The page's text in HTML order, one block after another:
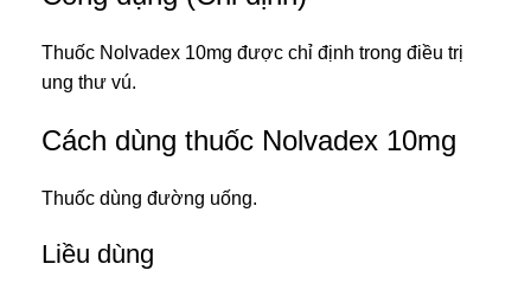
Thuốc Nolvadex 10mg được chỉ định trong điều trị
ung thư vú.
Cách dùng thuốc Nolvadex 10mg
Thuốc dùng đường uống.
Liều dùng